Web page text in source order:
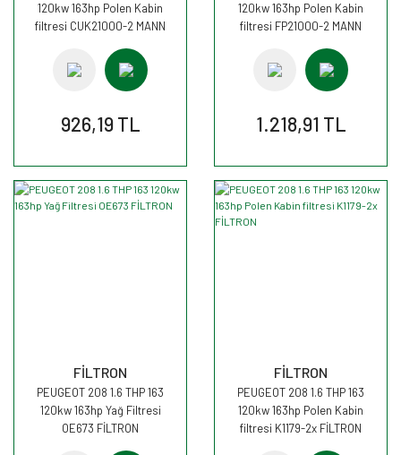
120kw 163hp Polen Kabin
filtresi CUK21000-2 MANN
926,19 TL
120kw 163hp Polen Kabin
filtresi FP21000-2 MANN
1.218,91 TL
FİLTRON
PEUGEOT 208 1.6 THP 163
120kw 163hp Yağ Filtresi
OE673 FİLTRON
FİLTRON
PEUGEOT 208 1.6 THP 163
120kw 163hp Polen Kabin
filtresi K1179-2x FİLTRON